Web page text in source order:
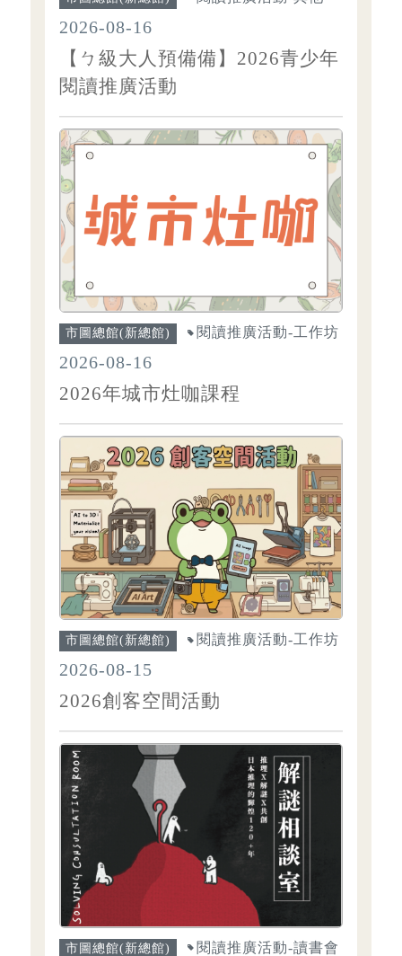
2026-08-16
【ㄅ級大人預備備】2026青少年
閱讀推廣活動
市圖總館(新總館) 閱讀推廣活動-工作坊
2026-08-16
2026年城市灶咖課程
市圖總館(新總館) 閱讀推廣活動-工作坊
2026-08-15
2026創客空間活動
市圖總館(新總館) 閱讀推廣活動-讀書會